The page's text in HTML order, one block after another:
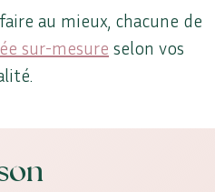
au mieux, chacune de
sur-mesure selon vos